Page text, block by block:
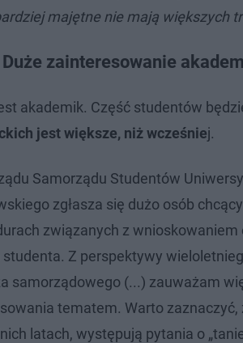
majętne nie mają większych
zainteresowanie
akademik. Część studentów
jest większe, niż wcześniej.
Samorządu Studentów
zgłasza się dużo osób
związanych z wnioskowaniem
studenta. Z perspektywy
samorządowego (...) zauważam
tematem. Warto zaznaczyć,
latach, występują pytania o